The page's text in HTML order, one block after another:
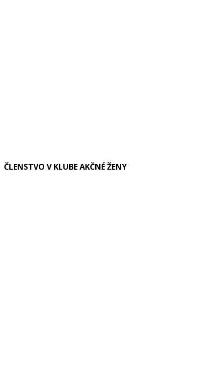
ČLENSTVO V KLUBE AKČNÉ ŽENY